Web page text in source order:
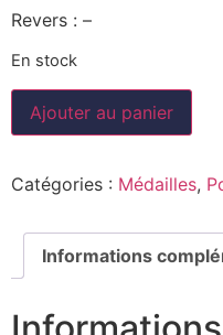
Revers : –
En stock
Ajouter au panier
Catégories : Médailles,
Informations